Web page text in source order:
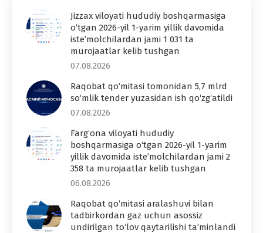
Jizzax viloyati hududiy boshqarmasiga
o‘tgan 2026-yil 1-yarim yillik davomida
iste’molchilardan jami 1 031 ta
murojaatlar kelib tushgan
07.08.2026
Raqobat qo‘mitasi tomonidan 5,7 mlrd
so‘mlik tender yuzasidan ish qo‘zg‘atildi
07.08.2026
Farg‘ona viloyati hududiy
boshqarmasiga o‘tgan 2026-yil 1-yarim
yillik davomida iste’molchilardan jami 2
358 ta murojaatlar kelib tushgan
06.08.2026
Raqobat qo‘mitasi aralashuvi bilan
tadbirkordan gaz uchun asossiz
undirilgan to‘lov qaytarilishi ta’minlandi